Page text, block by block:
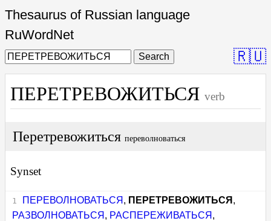
Thesaurus of Russian language
RuWordNet
Search 🇷🇺
ПЕРЕТРЕВОЖИТЬСЯ verb
Перетревожиться переволноваться
Synset
ПЕРЕВОЛНОВАТЬСЯ , ПЕРЕТРЕВОЖИТЬСЯ ,
РАЗВОЛНОВАТЬСЯ , РАСПЕРЕЖИВАТЬСЯ ,